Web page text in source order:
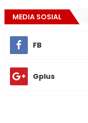
MEDIA SOSIAL
FB
Gplus